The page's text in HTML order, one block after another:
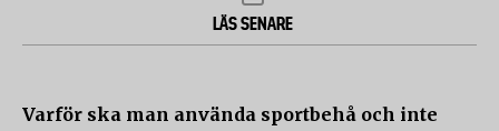
LÄS SENARE
Varför ska man använda sportbehå och inte